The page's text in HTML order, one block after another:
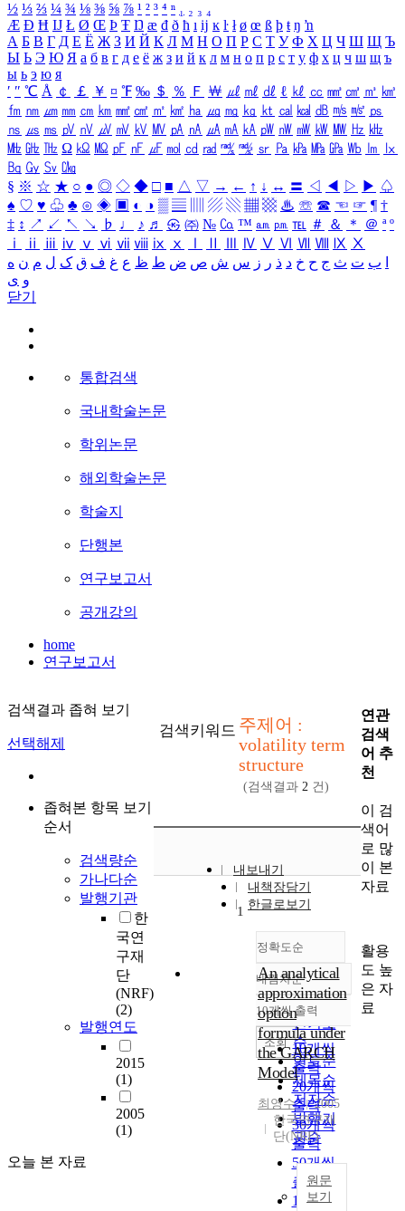
½ ⅓ ⅔ ¼ ¾ ⅛ ⅜ ⅝ ⅞ ¹ ² ³ ⁴ ⁿ ₁ ₂ ₃ ₄
Æ Ð Ħ Ĳ Ł Ø Œ Þ Ŧ Ŋ æ đ ð ħ ı ĳ ĸ ŀ ł ø œ ß þ ŧ ŋ ŉ
А Б В Г Д Е Ё Ж З И Й К Л М Н О П Р С Т У Ф Х Ц Ч Ш Щ Ъ
Ы Ь Э Ю Я а б в г д е ё ж з и й к л м н о п р с т у ф х ц ч ш щ ъ
ы ь э ю я
′ ″ ℃ Å ￠ ￡ ￥ ¤ ℉ ‰ ＄ ％ Ｆ ￦ ㎕ ㎖ ㎗ ℓ ㎘ ㏄ ㎣ ㎤ ㎥ ㎦
㎙ ㎚ ㎛ ㎜ ㎝ ㎞ ㎟ ㎠ ㎡ ㎢ ㏊ ㎍ ㎎ ㎏ ㏏ ㎈ ㎉ ㏈ ㎧ ㎨ ㎰
㎱ ㎲ ㎳ ㎴ ㎵ ㎶ ㎷ ㎸ ㎹ ㎀ ㎁ ㎂ ㎃ ㎄ ㎺ ㎻ ㎽ ㎾ ㎿ ㎐ ㎑
㎒ ㎓ ㎔ Ω ㏀ ㏁ ㎊ ㎋ ㎌ ㏖ ㏅ ㎭ ㎮ ㎯ ㏛ ㎩ ㎪ ㎫ ㎬ ㏝ ㏐
㏓
㏃ ㏉ ㏜ ㏆
§ ※ ☆ ★ ○ ● ◎ ◇ ◆ □ ■ △ ▽ → ← ↑ ↓ ↔ 〓 ◁ ◀ ▷ ▶ ♤
♠ ♡ ♥ ♧ ♣ ⊙ ◈ ▣ ◐ ◑ ▒ ▤ ▨ ▧ ▦ ▩ ♨ ☏ ☎ ☜ ☞ ¶ †
‡ ↕ ↗ ↙ ↖ ↘ ♭ ♩ ♪ ♬ ㉿ ㈜ № ㏇ ™ ㏂ ㏘ ℡ ＃ ＆ ＊ ＠ ª º
ⅰ
ⅱ ⅲ ⅳ ⅴ ⅵ ⅶ ⅷ ⅸ ⅹ Ⅳ Ⅴ Ⅵ Ⅶ Ⅷ Ⅸ Ⅹ
ب ت ث ج ح خ د ذ ر ز س ش ص ض ط ظ ع غ ف ق ک ل م ن ه
و ی
닫기
통합검색
국내학술논문
학위논문
해외학술논문
학술지
단행본
연구보고서
공개강의
home
연구보고서
검색결과 좁혀 보기
선택해제
좁혀본 항목 보기
순서
검색량순
가나다순
발행기관
한
국연
구재
단
(NRF)
(2)
발행연도
2015
(1)
2005
(1)
오늘 본 자료
검색키워드 주제어 :
volatility term
structure
(검색결과 2 건)
내보내기
내책장담기
한글로보기
정확도순
정확도
순
인기도
순
연도순
제목순
저자순
발행기
관순
내림차순
내림차순
10개씩 출력
10개씩
출력
20개씩
출력
30개씩
출력
50개씩
출력
100개씩
조회
1
An analytical
approximation
option
formula under
the GARCH
Model
최영수
2005
한국연구재
단(NRF)
원문
보기
연관
검색
어 추
천
이 검
색어
로 많
이 본
자료
활용
도 높
은 자
료